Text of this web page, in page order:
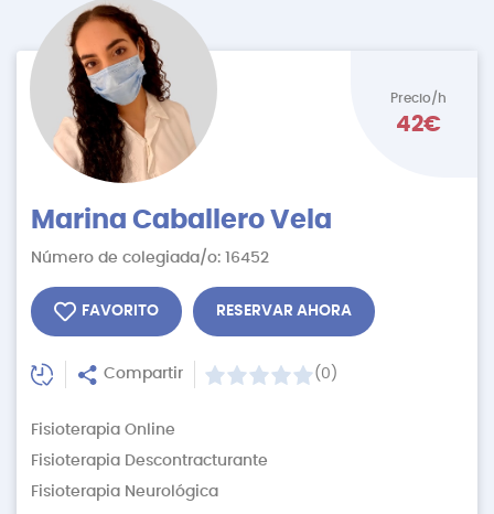
Precio/h
42€
Marina Caballero Vela
Número de colegiada/o: 16452
FAVORITO RESERVAR AHORA
Compartir (0)
Fisioterapia Online
Fisioterapia Descontracturante
Fisioterapia Neurológica